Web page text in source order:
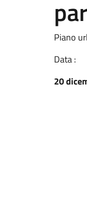
Piano
Data :
20